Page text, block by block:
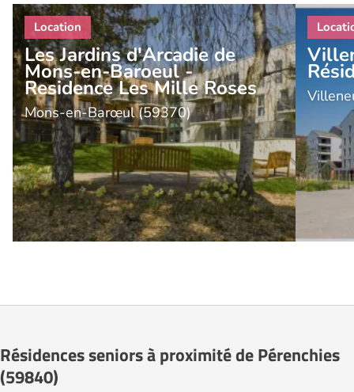
Les Jardins d'Arcadie de
Mons-en-Baroeul -
Residence Les Mille Roses
Mons-en-Barœul (59370)
Résidences seniors à proximité de Pérenchies
(59840)